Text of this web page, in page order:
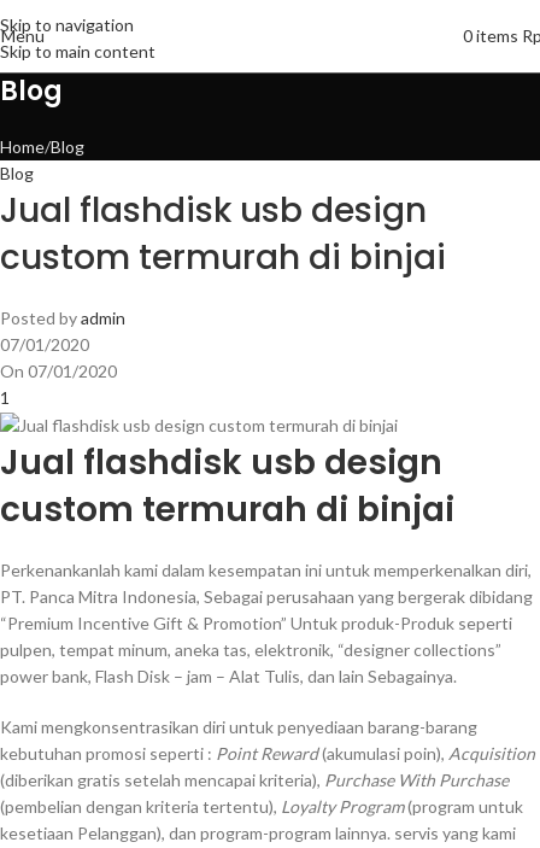
Skip to navigation
Skip to main content
Menu 0items
Blog
Home Blog
Blog
Jual flashdisk usb design
custom termurah di binjai
Posted byadmin
07/01/2020
On 07/01/2020
1
Jual flashdisk usb design
custom termurah di binjai
Perkenankanlah kami dalam kesempatan ini untuk memperkenalkan diri,
PT. Panca Mitra Indonesia, Sebagai perusahaan yang bergerak dibidang
“Premium Incentive Gift & Promotion” Untuk produk-Produk seperti
pulpen, tempat minum, aneka tas, elektronik, “designer collections”
power bank, Flash Disk – jam – Alat Tulis, dan lain Sebagainya.
Kami mengkonsentrasikan diri untuk penyediaan barang-barang
kebutuhan promosi seperti : Point Reward(akumulasi poin), Acquisition
(diberikan gratis setelah mencapai kriteria), Purchase With Purchase
(pembelian dengan kriteria tertentu), Loyalty Program(program untuk
kesetiaan Pelanggan), dan program-program lainnya. servis yang kami